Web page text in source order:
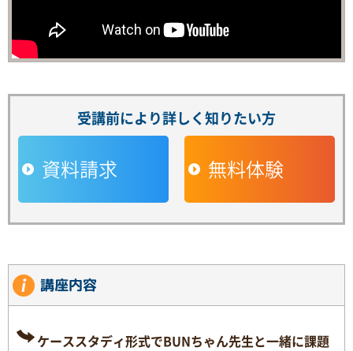
受講前により詳しく知りたい方
資料請求 無料体験
講座内容
ケーススタディ形式でBUNちゃん先生と一緒に課題